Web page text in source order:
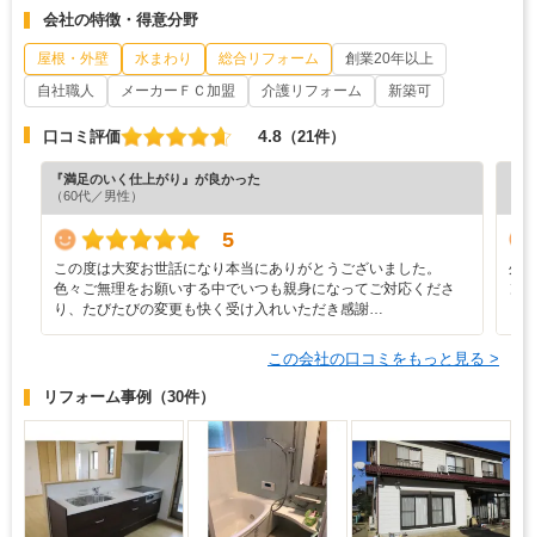
会社の特徴・得意分野
屋根・外壁 水まわり 総合リフォーム
創業20年以上
自社職人
メーカーＦＣ加盟 介護リフォーム 新築可
口コミ評価 4.8 （21件）
『満足のいく仕上がり』が良かった
（60代／男性）
5
この度は大変お世話になり本当にありがとうございました。
色々ご無理をお願いする中でいつも親身になってご対応くださ
り、たびたびの変更も快く受け入れいただき感謝…
外
ン
この会社の口コミをもっと見る >
リフォーム事例 （30件）